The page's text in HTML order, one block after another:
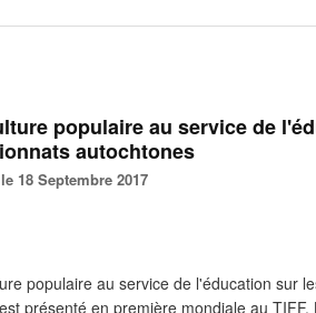
populaire au service de
autochtones
le 18 Septembre 2017
populaire au service de l'éducation sur
présenté en première mondiale au